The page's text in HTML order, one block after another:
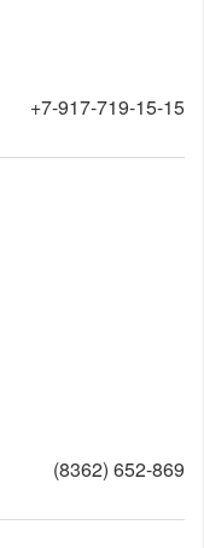
+7-917-719-15-15
(8362) 652-869